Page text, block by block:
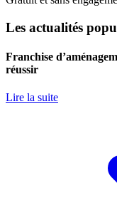
Les actualités
Franchise
réussir
Lire la suite